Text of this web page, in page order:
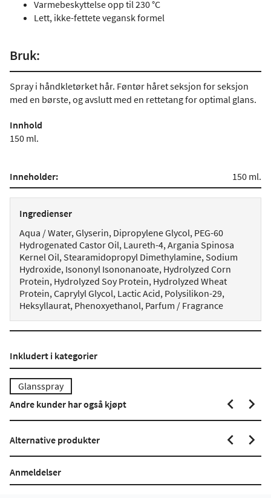
Varmebeskyttelse opp til 230 °C
Lett, ikke-fettete vegansk formel
Bruk:
Spray i håndkletørket hår. Føntør håret seksjon for seksjon
med en børste, og avslutt med en rettetang for optimal glans.
Innhold
150 ml.
Inneholder: 150 ml.
Ingredienser
Aqua / Water, Glyserin, Dipropylene Glycol, PEG-60
Hydrogenated Castor Oil, Laureth-4, Argania Spinosa
Kernel Oil, Stearamidopropyl Dimethylamine, Sodium
Hydroxide, Isononyl Isononanoate, Hydrolyzed Corn
Protein, Hydrolyzed Soy Protein, Hydrolyzed Wheat
Protein, Caprylyl Glycol, Lactic Acid, Polysilikon-29,
Heksyllaurat, Phenoxyethanol, Parfum / Fragrance
Inkludert i kategorier
Glansspray
Andre kunder har også kjøpt
Alternative produkter
Anmeldelser